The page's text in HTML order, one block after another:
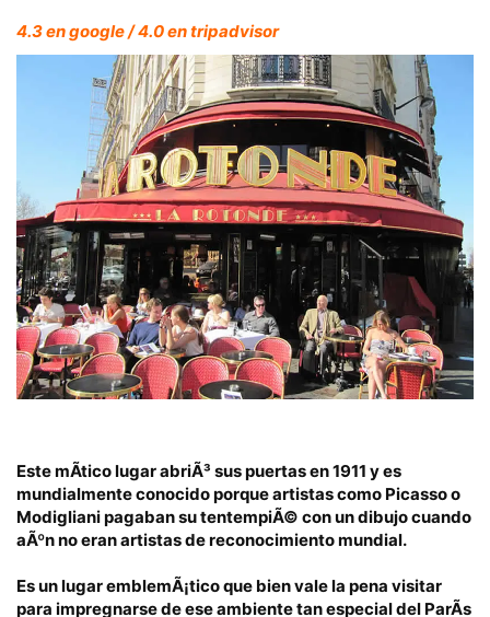
4.3 en google / 4.0 en tripadvisor
Este mÃ­tico lugar abriÃ³ sus puertas en 1911 y es
mundialmente conocido porque artistas como Picasso o
Modigliani pagaban su tentempiÃ© con un dibujo cuando
aÃºn no eran artistas de reconocimiento mundial.
Es un lugar emblemÃ¡ticoque bien vale la pena visitar
para impregnarse de ese ambiente tan especial del ParÃ­s